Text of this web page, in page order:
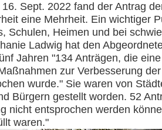
Sept. 2022 fand der Antrag
eine Mehrheit. Ein wichtiger
Schulen, Heimen und bei
Ladwig hat den
Jahren "134 Anträgen, die
zur Verbesserung
wurde." Sie waren von
Bürgern gestellt worden. 52
nicht entsprochen werden
waren."